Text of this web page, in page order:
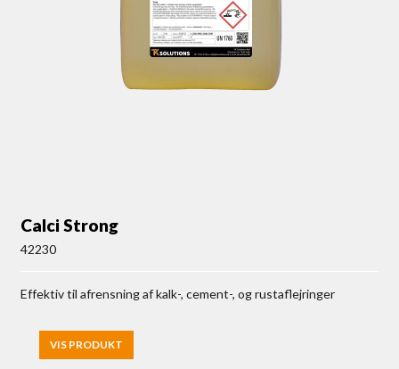
Calci Strong
42230
Effektiv til afrensning af kalk-, cement-, og rustaflejringer
VIS PRODUKT